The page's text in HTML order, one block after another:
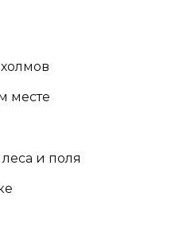
месте
и поля